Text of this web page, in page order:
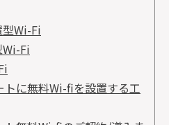
Wi-Fi
Wi-Fi
トに無料Wi-fiを設置する工